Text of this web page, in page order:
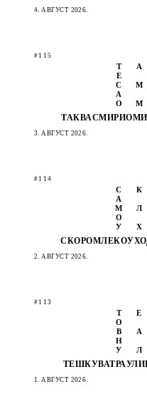
4. АВГУСТ 2026.
#115
Т А
Е
С
М
А
О
М
ТАКВАСМИРИ
3. АВГУСТ 2026.
#114
С К
А
М
Л
О
У
Х
СКОРОМЛЕКО
2. АВГУСТ 2026.
#113
Т Е
О
В
А
Н
У
Л
ТЕШКУВАТРА
1. АВГУСТ 2026.